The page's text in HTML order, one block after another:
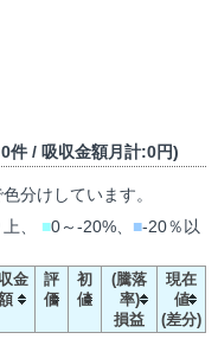
件 / 吸収金額月計:0円)
分けしています。
、 ■0～-20%、 ■-20％以
金
評
価
初
値
(騰落
率)
損益
現在
値
(差分)